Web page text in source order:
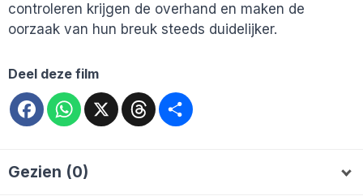
controleren krijgen de overhand en maken de
oorzaak van hun breuk steeds duidelijker.
Deel deze film
FacebookWhatsApp
X Threads
Gezien (0)